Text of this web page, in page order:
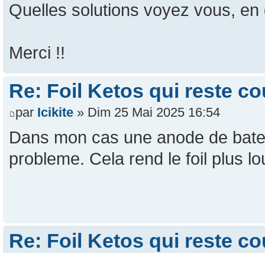
Quelles solutions voyez vous,
Merci !!
Re: Foil Ketos qui reste
par Icikite » Dim 25 Mai 2025 16:54
Dans mon cas une anode de
probleme. Cela rend le foil plus
Re: Foil Ketos qui reste